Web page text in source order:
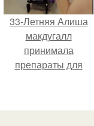
33-Летняя Алиша
макдугалл
принимала
препараты для
метаболического